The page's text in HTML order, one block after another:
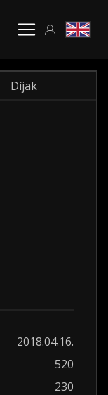
Díjak
2018.04.16.
520
230